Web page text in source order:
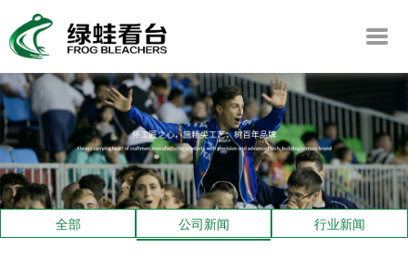
全部 公司新闻 行业新闻